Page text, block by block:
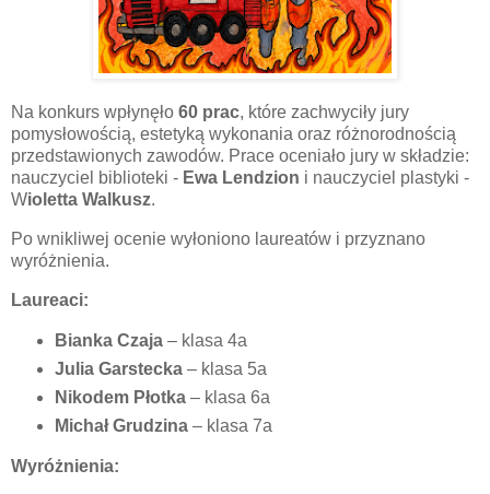
Na konkurs wpłynęło 60 prac, które zachwyciły jury
pomysłowością, estetyką wykonania oraz różnorodnością
przedstawionych zawodów. Prace oceniało jury w składzie:
nauczyciel biblioteki - Ewa Lendzion i nauczyciel plastyki -
Wioletta Walkusz.
Po wnikliwej ocenie wyłoniono laureatów i przyznano
wyróżnienia.
Laureaci:
Bianka Czaja– klasa 4a
Julia Garstecka– klasa 5a
Nikodem Płotka– klasa 6a
Michał Grudzina– klasa 7a
Wyróżnienia: